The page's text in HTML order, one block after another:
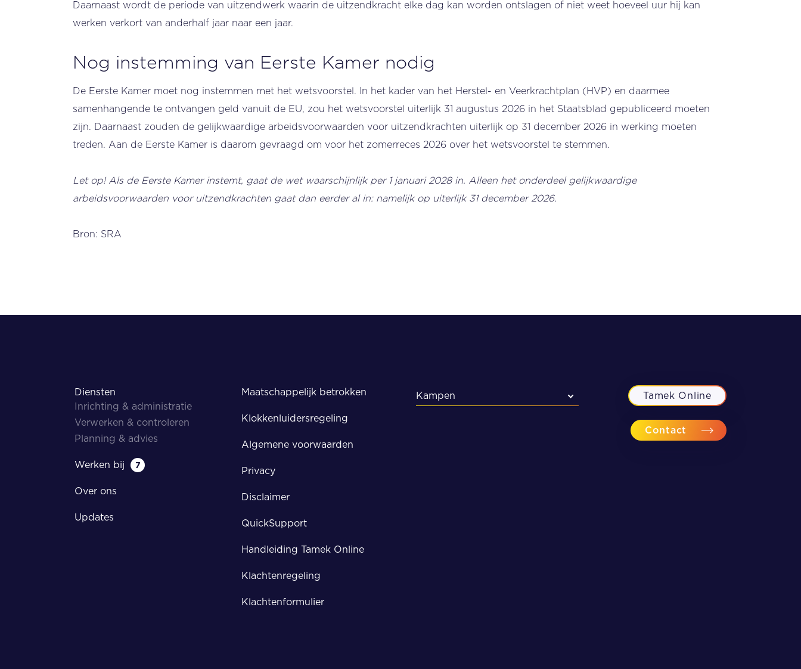
Daarnaast wordt de periode van uitzendwerk waarin de uitzendkracht elke dag kan worden ontslagen of niet weet hoeveel uur hij kan
werken verkort van anderhalf jaar naar een jaar.
Nog instemming van Eerste Kamer nodig
De Eerste Kamer moet nog instemmen met het wetsvoorstel. In het kader van het Herstel- en Veerkrachtplan (HVP) en daarmee
samenhangende te ontvangen geld vanuit de EU, zou het wetsvoorstel uiterlijk 31 augustus 2026 in het Staatsblad gepubliceerd moeten
zijn. Daarnaast zouden de gelijkwaardige arbeidsvoorwaarden voor uitzendkrachten uiterlijk op 31 december 2026 in werking moeten
treden. Aan de Eerste Kamer is daarom gevraagd om voor het zomerreces 2026 over het wetsvoorstel te stemmen.
Let op! Als de Eerste Kamer instemt, gaat de wet waarschijnlijk per 1 januari 2028 in. Alleen het onderdeel gelijkwaardige
arbeidsvoorwaarden voor uitzendkrachten gaat dan eerder al in: namelijk op uiterlijk 31 december 2026.
Bron: SRA
Diensten
Inrichting & administratie
Verwerken & controleren
Planning & advies
Werken bij 7
Over ons
Updates
Maatschappelijk betrokken
Klokkenluidersregeling
Algemene voorwaarden
Privacy
Disclaimer
QuickSupport
Handleiding Tamek Online
Klachtenregeling
Klachtenformulier
Kampen Tamek Online
Contact